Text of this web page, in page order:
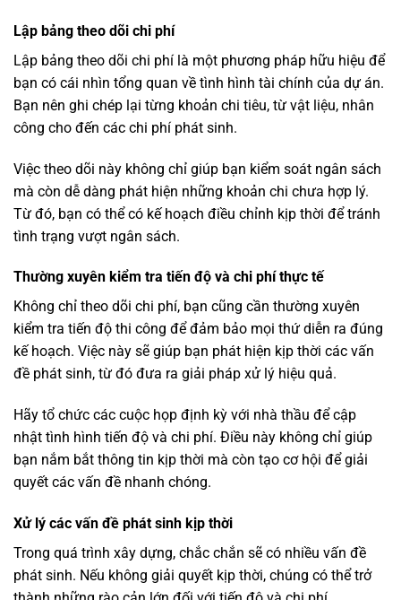
Lập bảng theo dõi chi phí
Lập bảng theo dõi chi phí là một phương pháp hữu hiệu để
bạn có cái nhìn tổng quan về tình hình tài chính của dự án.
Bạn nên ghi chép lại từng khoản chi tiêu, từ vật liệu, nhân
công cho đến các chi phí phát sinh.
Việc theo dõi này không chỉ giúp bạn kiểm soát ngân sách
mà còn dễ dàng phát hiện những khoản chi chưa hợp lý.
Từ đó, bạn có thể có kế hoạch điều chỉnh kịp thời để tránh
tình trạng vượt ngân sách.
Thường xuyên kiểm tra tiến độ và chi phí thực tế
Không chỉ theo dõi chi phí, bạn cũng cần thường xuyên
kiểm tra tiến độ thi công để đảm bảo mọi thứ diễn ra đúng
kế hoạch. Việc này sẽ giúp bạn phát hiện kịp thời các vấn
đề phát sinh, từ đó đưa ra giải pháp xử lý hiệu quả.
Hãy tổ chức các cuộc họp định kỳ với nhà thầu để cập
nhật tình hình tiến độ và chi phí. Điều này không chỉ giúp
bạn nắm bắt thông tin kịp thời mà còn tạo cơ hội để giải
quyết các vấn đề nhanh chóng.
Xử lý các vấn đề phát sinh kịp thời
Trong quá trình xây dựng, chắc chắn sẽ có nhiều vấn đề
phát sinh. Nếu không giải quyết kịp thời, chúng có thể trở